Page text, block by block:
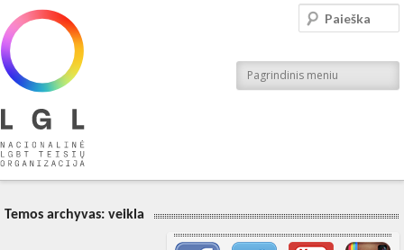
Nacionalinė LGBT teisių organizacija
Pagrindinis meniu
Paieška
Temos archyvas: veikla
Svarbių įrašų meniu